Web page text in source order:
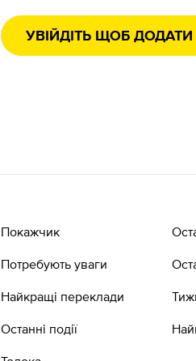
УВІЙДІТЬ ЩОБ
Покажчик
Потребують уваги
Найкращі переклади
Останні події